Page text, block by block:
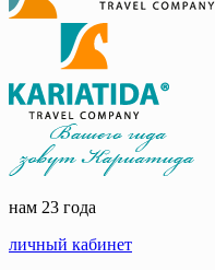
нам 23 года
личный кабинет